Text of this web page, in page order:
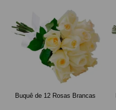
Buquê de 12 Rosas Brancas